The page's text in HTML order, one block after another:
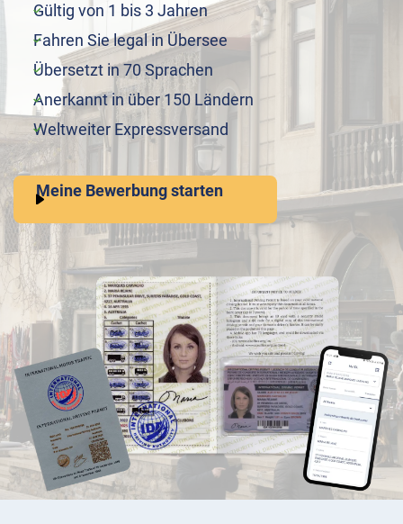
Gültig von 1 bis 3 Jahren
Fahren Sie legal in Übersee
Übersetzt in 70 Sprachen
Anerkannt in über 150 Ländern
Weltweiter Expressversand
Meine Bewerbung starten